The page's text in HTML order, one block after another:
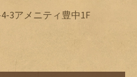
3アメニティ豊中1F